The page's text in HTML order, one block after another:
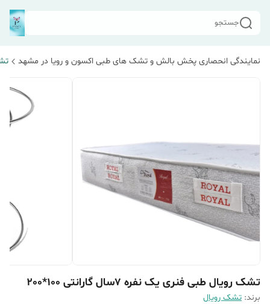
جستجو
نمایندگی انحصاری پخش بالش و تشک های طبی اکسون و رویا در مشهد
تشک رویال طبی فنری یک نفره 7سال گارانتی 100*200
برند: تشک رویال